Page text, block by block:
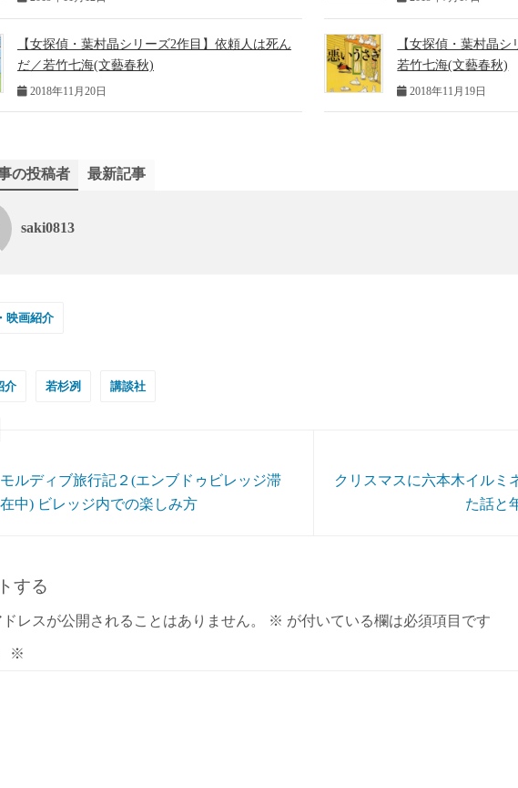
【女探偵・葉村晶シリーズ2作目】依頼人は死ん
だ／若竹七海(文藝春秋)
2018年11月20日
【女探偵・葉村晶
若竹七海(文藝春秋)
2018年11月19日
の投稿者 最新記事
saki0813
映画紹介
介 若杉冽 講談社
モルディブ旅行記２(エンブドゥビレッジ滞
在中) ビレッジ内での楽しみ方
クリスマスに六本木イルミ
た話と
する
ドレスが公開されることはありません。 ※ が付いている欄は必須項目です
※